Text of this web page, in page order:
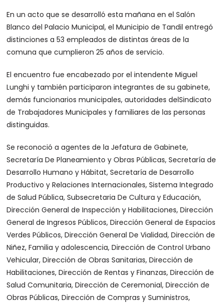
En un acto que se desarrolló esta mañana en el Salón
Blanco del Palacio Municipal, el Municipio de Tandil entregó
distinciones a 53 empleados de distintas áreas de la
comuna que cumplieron 25 años de servicio.
El encuentro fue encabezado por el intendente Miguel
Lunghi y también participaron integrantes de su gabinete,
demás funcionarios municipales, autoridades delSindicato
de Trabajadores Municipales y familiares de las personas
distinguidas.
Se reconoció a agentes de la Jefatura de Gabinete,
Secretaría De Planeamiento y Obras Públicas, Secretaría de
Desarrollo Humano y Hábitat, Secretaría de Desarrollo
Productivo y Relaciones Internacionales, Sistema Integrado
de Salud Pública, Subsecretaria De Cultura y Educación,
Dirección General de Inspección y Habilitaciones, Dirección
General de Ingresos Públicos, Dirección General de Espacios
Verdes Públicos, Dirección General De Vialidad, Dirección de
Niñez, Familia y adolescencia, Dirección de Control Urbano
Vehicular, Dirección de Obras Sanitarias, Dirección de
Habilitaciones, Dirección de Rentas y Finanzas, Dirección de
Salud Comunitaria, Dirección de Ceremonial, Dirección de
Obras Públicas, Dirección de Compras y Suministros,